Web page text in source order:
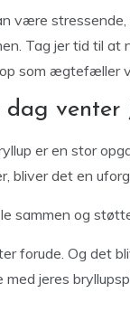
være
Tag jer tid til
som ægtefæller
dag venter
er en stor
bliver det en
sammen og
forude. Og det
med jeres